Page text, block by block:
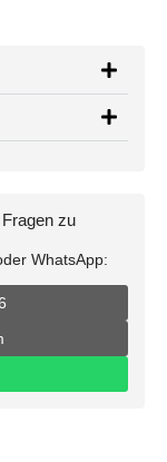
zu
WhatsApp: